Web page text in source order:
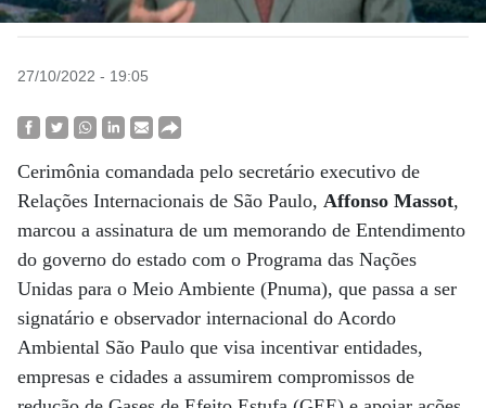
27/10/2022 - 19:05
Cerimônia comandada pelo secretário executivo de
Relações Internacionais de São Paulo, Affonso Massot,
marcou a assinatura de um memorando de Entendimento
do governo do estado com o Programa das Nações
Unidas para o Meio Ambiente (Pnuma), que passa a ser
signatário e observador internacional do Acordo
Ambiental São Paulo que visa incentivar entidades,
empresas e cidades a assumirem compromissos de